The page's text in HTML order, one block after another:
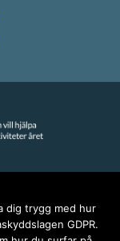
dig trygg med hur
GDPR.